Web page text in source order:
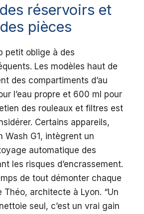
réservoirs et
pièces
petit oblige à des
Les modèles haut de
des compartiments d’au
l’eau propre et 600 ml pour
des rouleaux et filtres est
Certains appareils,
Wash G1, intègrent un
automatique des
les risques d’encrassement.
de tout démonter chaque
Théo, architecte à Lyon. “Un
seul, c’est un vrai gain